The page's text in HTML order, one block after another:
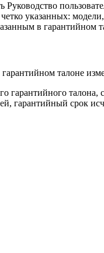
указанных:
в гарантийном
талоне
гарантийного
гарантийный срок